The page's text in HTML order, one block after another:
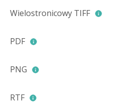
Wielostronicowy TIFF
PDF
PNG
RTF